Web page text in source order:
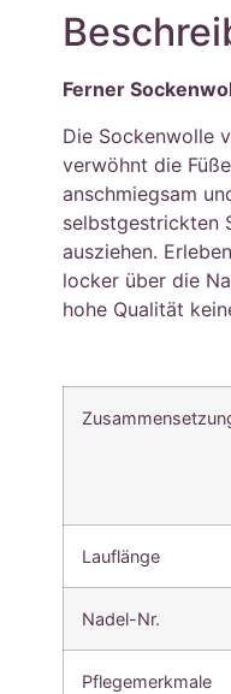
Ferner
Die Sockenwolle
verwöhnt die
anschmiegsam
selbstgestrickten
ausziehen.
locker über die
hohe Qualität
Lauflänge
Nadel-Nr.
Pflegemerkmale